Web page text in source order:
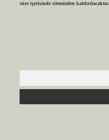
süre içerisinde sitemizden kaldırılacaktır.